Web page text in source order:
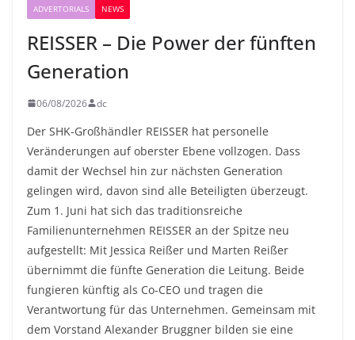
ADVERTORIALS NEWS
REISSER – Die Power der fünften
Generation
06/08/2026 dc
Der SHK-Großhändler REISSER hat personelle
Veränderungen auf oberster Ebene vollzogen. Dass
damit der Wechsel hin zur nächsten Generation
gelingen wird, davon sind alle Beteiligten überzeugt.
Zum 1. Juni hat sich das traditionsreiche
Familienunternehmen REISSER an der Spitze neu
aufgestellt: Mit Jessica Reißer und Marten Reißer
übernimmt die fünfte Generation die Leitung. Beide
fungieren künftig als Co-CEO und tragen die
Verantwortung für das Unternehmen. Gemeinsam mit
dem Vorstand Alexander Bruggner bilden sie eine